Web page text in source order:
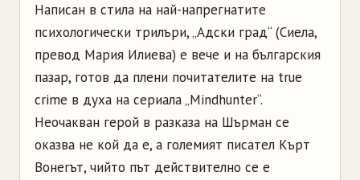
Написан в стила на най-напрегнатите
психологически трилъри, „Адски град“ (Сиела,
превод Мария Илиева) е вече и на българския
пазар, готов да плени почитателите на true
crime в духа на сериала „Mindhunter“.
Неочакван герой в разказа на Шърман се
оказва не кой да е, а големият писател Кърт
Вонегът, чийто път действително се е